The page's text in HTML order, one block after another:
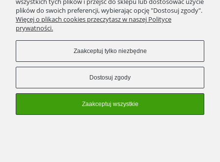
ZWROTY/WYMIANY
Sklep internetowy Shoper Premium
plików do swoich preferencji, wybierając opcję "Dostosuj zgody".
Więcej o plikach cookies przeczytasz w naszej Polityce
prywatności.
Zaakceptuj tylko niezbędne
Dostosuj zgody
Zaakceptuj wszystkie